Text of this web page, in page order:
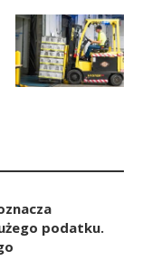
podatku.